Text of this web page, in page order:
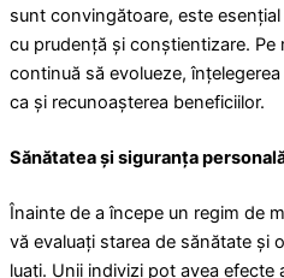
sunt convingătoare, este
cu prudență și conștientizare. Pe
continuă să evolueze,
ca și recunoașterea beneficiilor.
Sănătatea și siguranța
Înainte de a începe un regim de
vă evaluați starea de sănătate și
luați. Unii indivizi pot avea